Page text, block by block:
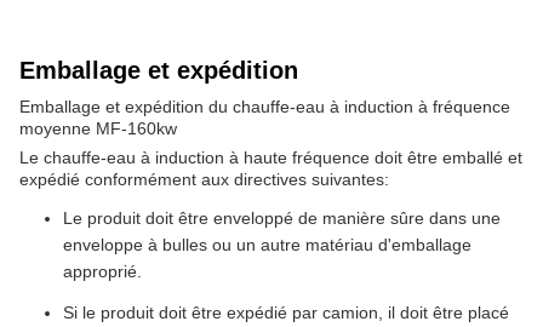
Emballage et expédition
Emballage et expédition du chauffe-eau à induction à fréquence
moyenne MF-160kw
Le chauffe-eau à induction à haute fréquence doit être emballé et
expédié conformément aux directives suivantes:
Le produit doit être enveloppé de manière sûre dans une
enveloppe à bulles ou un autre matériau d'emballage
approprié.
Si le produit doit être expédié par camion, il doit être placé